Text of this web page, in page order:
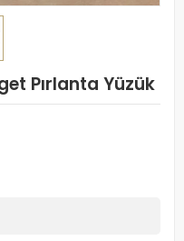
Pırlanta Yüzük